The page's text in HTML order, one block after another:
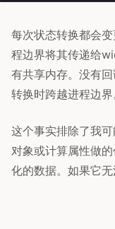
每次状态转换都会
程边界将其传递给
有共享内存。没有
转换时跨越进程边界
这个事实排除了我
对象或计算属性做
化的数据。如果它无